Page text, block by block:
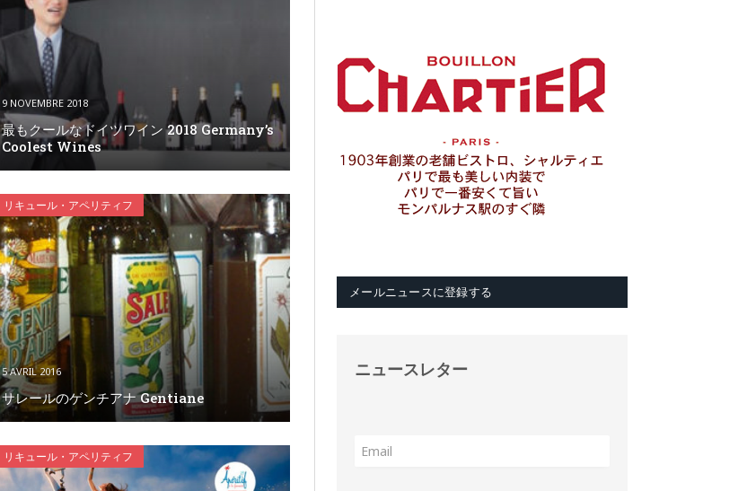
9 NOVEMBRE 2018
最もクールなドイツワイン 2018 Germany’s
Coolest Wines
リキュール・アペリティフ
5 AVRIL 2016
サレールのゲンチアナ Gentiane
リキュール・アペリティフ
メールニュースに登録する
ニュースレター